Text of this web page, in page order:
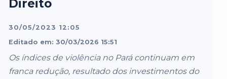
Direito
30/05/2023 12:05
Editado em: 30/03/2026 15:51
Os índices de violência no Pará continuam em
franca redução, resultado dos investimentos do